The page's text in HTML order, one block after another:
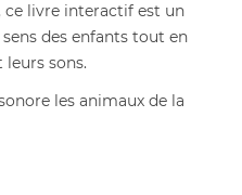
ce livre interactif est un
des enfants tout en
sons.
les animaux de la